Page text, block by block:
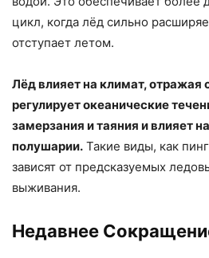
цикл, когда лёд сильно
отступает летом.
Лёд влияет на климат, отражая
регулирует океанические
замерзания и таяния и влияет
полушарии. Такие виды, как
зависят от предсказуемых
выживания.
Недавнее